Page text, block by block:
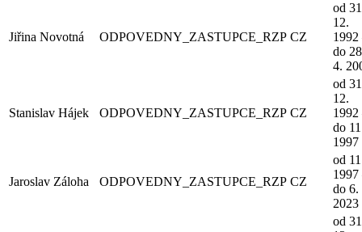
Jiřina Novotná ODPOVEDNY_ZASTUPCE_RZP CZ
od
12.
1992
do
4.
Stanislav Hájek ODPOVEDNY_ZASTUPCE_RZP CZ
od
12.
1992
do
1997
Jaroslav Záloha ODPOVEDNY_ZASTUPCE_RZP CZ
od
1997
do 6.
2023
od